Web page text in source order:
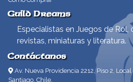
Guild Dreams
Especialistas en Juegos de Rol,
revistas, miniaturas y literatura.
Contáctanos
Av. Nueva Providencia 2212, Piso 2, Local
Santiago, Chile.